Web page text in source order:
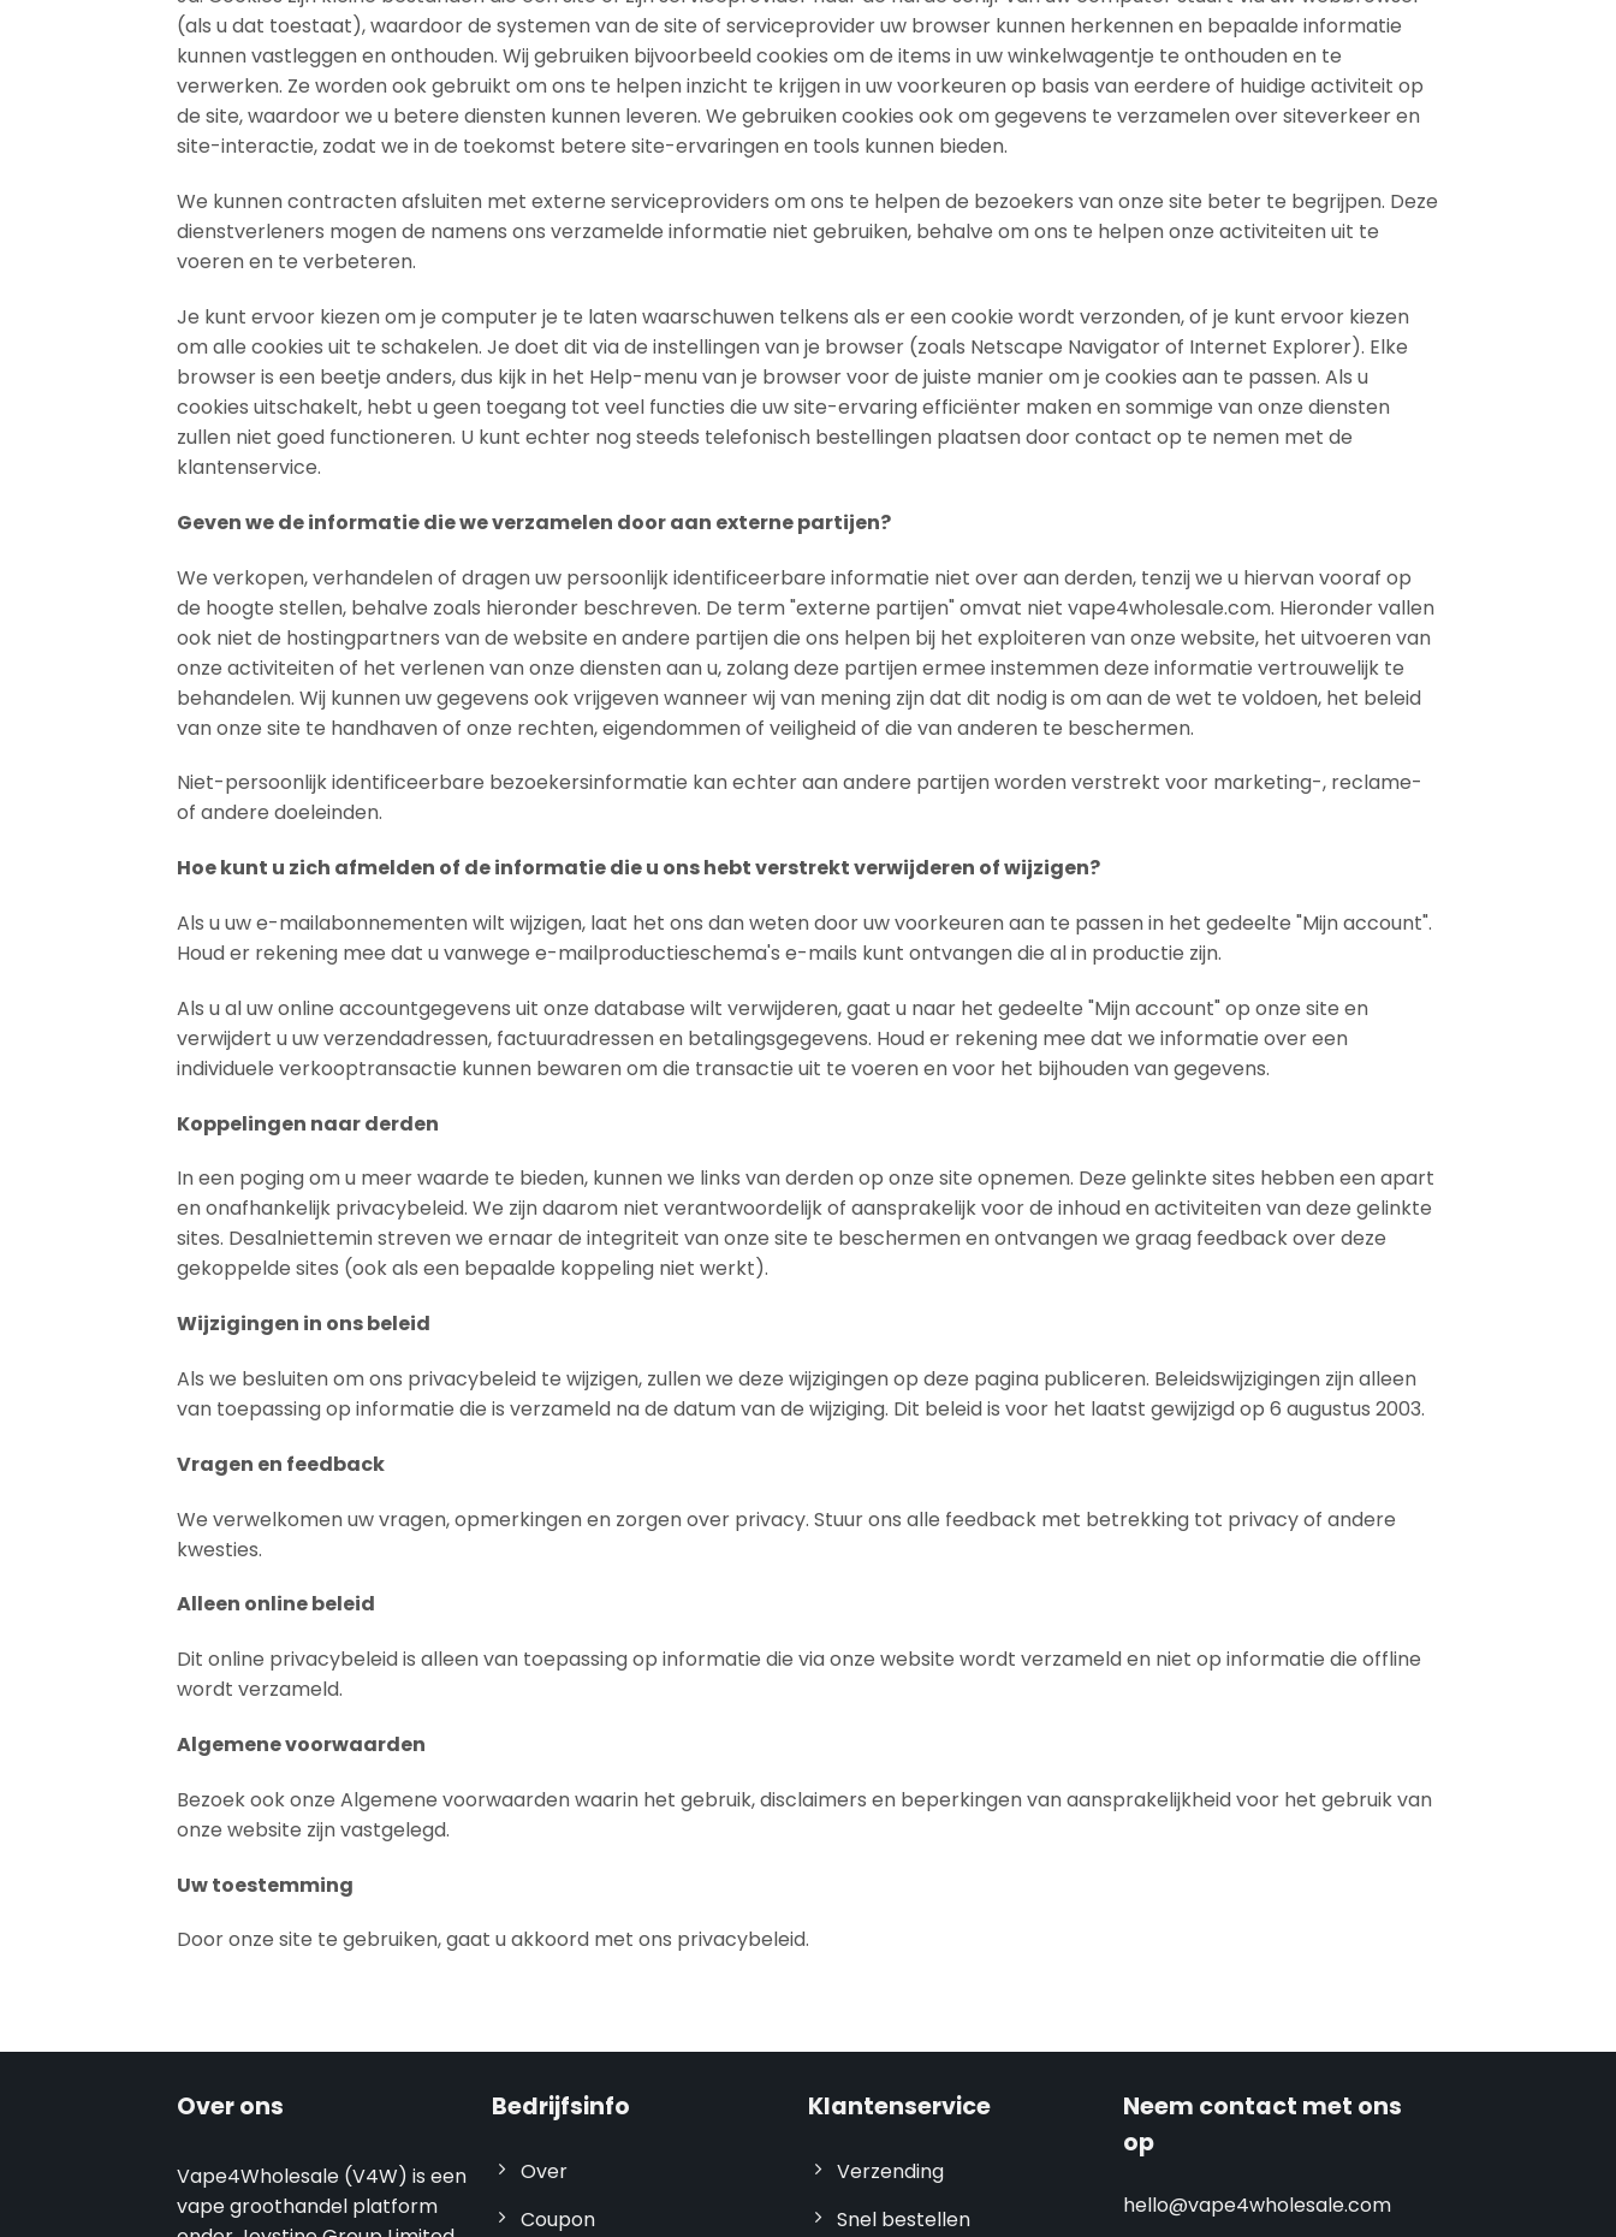
(als u dat toestaat), waardoor de systemen van de site of serviceprovider uw browser kunnen herkennen en bepaalde informatie
kunnen vastleggen en onthouden. Wij gebruiken bijvoorbeeld cookies om de items in uw winkelwagentje te onthouden en te
verwerken. Ze worden ook gebruikt om ons te helpen inzicht te krijgen in uw voorkeuren op basis van eerdere of huidige activiteit op
de site, waardoor we u betere diensten kunnen leveren. We gebruiken cookies ook om gegevens te verzamelen over siteverkeer en
site-interactie, zodat we in de toekomst betere site-ervaringen en tools kunnen bieden.
We kunnen contracten afsluiten met externe serviceproviders om ons te helpen de bezoekers van onze site beter te begrijpen. Deze
dienstverleners mogen de namens ons verzamelde informatie niet gebruiken, behalve om ons te helpen onze activiteiten uit te
voeren en te verbeteren.
Je kunt ervoor kiezen om je computer je te laten waarschuwen telkens als er een cookie wordt verzonden, of je kunt ervoor kiezen
om alle cookies uit te schakelen. Je doet dit via de instellingen van je browser (zoals Netscape Navigator of Internet Explorer). Elke
browser is een beetje anders, dus kijk in het Help-menu van je browser voor de juiste manier om je cookies aan te passen. Als u
cookies uitschakelt, hebt u geen toegang tot veel functies die uw site-ervaring efficiënter maken en sommige van onze diensten
zullen niet goed functioneren. U kunt echter nog steeds telefonisch bestellingen plaatsen door contact op te nemen met de
klantenservice.
Geven we de informatie die we verzamelen door aan externe partijen?
We verkopen, verhandelen of dragen uw persoonlijk identificeerbare informatie niet over aan derden, tenzij we u hiervan vooraf op
de hoogte stellen, behalve zoals hieronder beschreven. De term "externe partijen" omvat niet vape4wholesale.com. Hieronder vallen
ook niet de hostingpartners van de website en andere partijen die ons helpen bij het exploiteren van onze website, het uitvoeren van
onze activiteiten of het verlenen van onze diensten aan u, zolang deze partijen ermee instemmen deze informatie vertrouwelijk te
behandelen. Wij kunnen uw gegevens ook vrijgeven wanneer wij van mening zijn dat dit nodig is om aan de wet te voldoen, het beleid
van onze site te handhaven of onze rechten, eigendommen of veiligheid of die van anderen te beschermen.
Niet-persoonlijk identificeerbare bezoekersinformatie kan echter aan andere partijen worden verstrekt voor marketing-, reclame-
of andere doeleinden.
Hoe kunt u zich afmelden of de informatie die u ons hebt verstrekt verwijderen of wijzigen?
Als u uw e-mailabonnementen wilt wijzigen, laat het ons dan weten door uw voorkeuren aan te passen in het gedeelte "Mijn account".
Houd er rekening mee dat u vanwege e-mailproductieschema's e-mails kunt ontvangen die al in productie zijn.
Als u al uw online accountgegevens uit onze database wilt verwijderen, gaat u naar het gedeelte "Mijn account" op onze site en
verwijdert u uw verzendadressen, factuuradressen en betalingsgegevens. Houd er rekening mee dat we informatie over een
individuele verkooptransactie kunnen bewaren om die transactie uit te voeren en voor het bijhouden van gegevens.
Koppelingen naar derden
In een poging om u meer waarde te bieden, kunnen we links van derden op onze site opnemen. Deze gelinkte sites hebben een apart
en onafhankelijk privacybeleid. We zijn daarom niet verantwoordelijk of aansprakelijk voor de inhoud en activiteiten van deze gelinkte
sites. Desalniettemin streven we ernaar de integriteit van onze site te beschermen en ontvangen we graag feedback over deze
gekoppelde sites (ook als een bepaalde koppeling niet werkt).
Wijzigingen in ons beleid
Als we besluiten om ons privacybeleid te wijzigen, zullen we deze wijzigingen op deze pagina publiceren. Beleidswijzigingen zijn alleen
van toepassing op informatie die is verzameld na de datum van de wijziging. Dit beleid is voor het laatst gewijzigd op 6 augustus 2003.
Vragen en feedback
We verwelkomen uw vragen, opmerkingen en zorgen over privacy. Stuur ons alle feedback met betrekking tot privacy of andere
kwesties.
Alleen online beleid
Dit online privacybeleid is alleen van toepassing op informatie die via onze website wordt verzameld en niet op informatie die offline
wordt verzameld.
Algemene voorwaarden
Bezoek ook onze Algemene voorwaarden waarin het gebruik, disclaimers en beperkingen van aansprakelijkheid voor het gebruik van
onze website zijn vastgelegd.
Uw toestemming
Door onze site te gebruiken, gaat u akkoord met ons privacybeleid.
Over ons
Vape4Wholesale (V4W) is een
vape groothandel platform
Bedrijfsinfo
Over
Coupon
Klantenservice
Verzending
Snel bestellen
Neem contact met ons
op
hello@vape4wholesale.com